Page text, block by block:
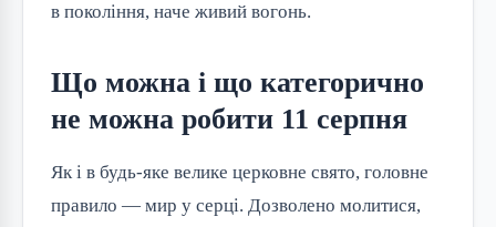
в покоління, наче живий вогонь.
Що можна і що категорично
не можна робити 11 серпня
Як і в будь-яке велике церковне свято, головне
правило — мир у серці. Дозволено молитися,